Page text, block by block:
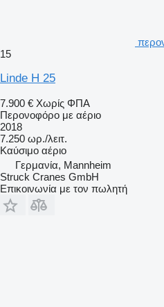
15
Linde H 25
7.900 € Χωρίς ΦΠΑ
Περονοφόρο με αέριο
2018
7.250 ωρ./λειτ.
Καύσιμο αέριο
Γερμανία, Mannheim
Struck Cranes GmbH
Επικοινωνία με τον πωλητή